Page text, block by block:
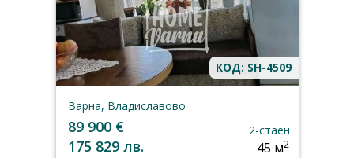
КОД: SH-4509
Варна, Владиславово
89 900 €
175 829 лв.
2-стаен
45 м2